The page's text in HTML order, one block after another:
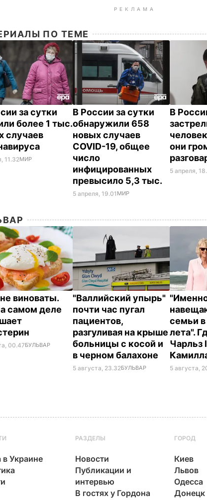
РЕКЛАМА
ПО ТЕМЕ
за сутки
более 1 тыс.
случаев
11.32МИР
В России за сутки
обнаружили 658
новых случаев
COVID-19, общее
число
инфицированных
превысило 5,3 тыс.
5 апреля, 19.01 МИР
В
они
5 апреля,
виноваты.
самом деле
00.47БУЛЬВАР
"Валлийский упырь"
почти час пугал
пациентов,
разгуливая на крыше
больницы с косой и
в черном балахоне
5 августа, 23.32БУЛЬВАР
семьи
лета".
Чарльз
5 августа,
в Украине
РАЗДЕЛЫ
Новости
Публикации и
интервью
В гостях у Гордона
ГОРОД
Киев
Львов
Одесса
Донецк